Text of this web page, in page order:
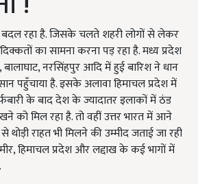
बदल रहा है. जिसके चलते शहरी लोगों से लेकर
का सामना करना पड़ रहा है. मध्य प्रदेश
नरसिंहपुर आदि में हुई बारिश ने धान
पहुँचाया है. इसके अलावा हिमाचल प्रदेश में
के बाद देश के ज्यादातर इलाकों में ठंड
मिल रहा है. तो वहीं उत्तर भारत में आने
थोड़ी राहत भी मिलने की उम्मीद जताई जा रही
हिमाचल प्रदेश और लद्दाख के कई भागों में